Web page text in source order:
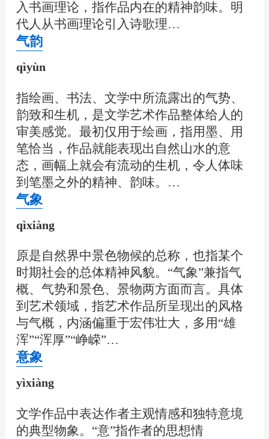
入书画理论，指作品内在的精神韵味。明
代人从书画理论引入诗歌理…
气韵
qìyùn
指绘画、书法、文学中所流露出的气势、
韵致和生机，是文学艺术作品整体给人的
审美感觉。最初仅用于绘画，指用墨、用
笔恰当，作品就能表现出自然山水的意
态，画幅上就会有流动的生机，令人体味
到笔墨之外的精神、韵味。…
气象
qìxiàng
原是自然界中景色物候的总称，也指某个
时期社会的总体精神风貌。“气象”兼指气
概、气势和景色、景物两方面而言。具体
到艺术领域，指艺术作品所呈现出的风格
与气概，内涵偏重于宏伟壮大，多用“雄
浑”“浑厚”“峥嵘”…
意象
yìxiàng
文学作品中表达作者主观情感和独特意境
的典型物象。“意”指作者的思想情